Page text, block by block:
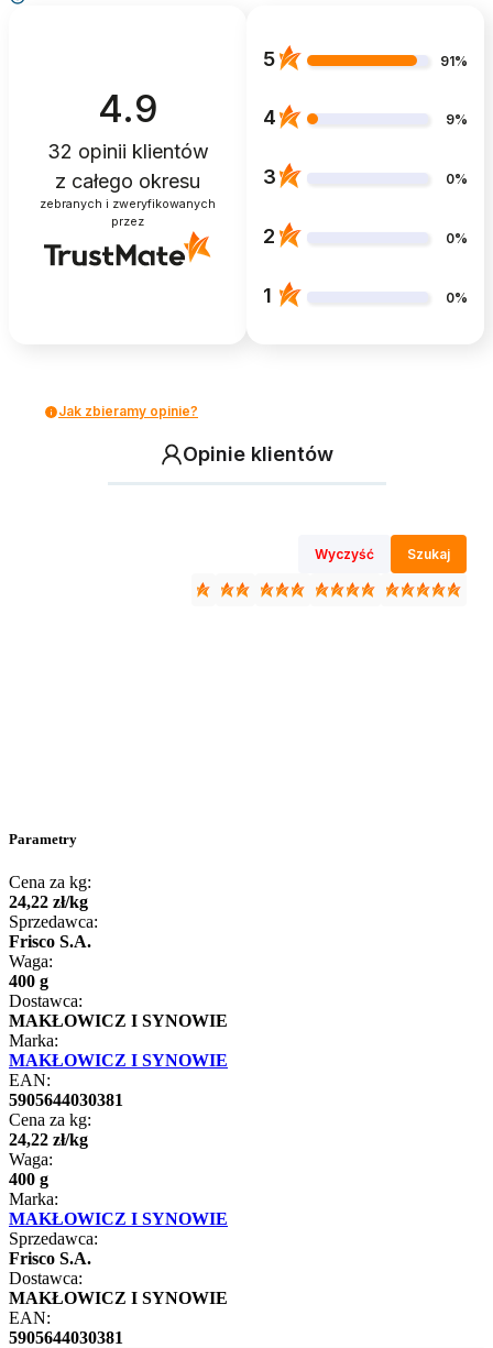
4.9
32 opinii klientów
z całego okresu
zebranych i zweryfikowanych
przez
5 91%
4 9%
3 0%
2 0%
1 0%
Jak zbieramy opinie?
Opinie klientów
Wyczyść Szukaj
Parametry
Cena za kg:
24,22 zł/kg
Sprzedawca:
Frisco S.A.
Waga:
400 g
Dostawca:
MAKŁOWICZ I SYNOWIE
Marka:
MAKŁOWICZ I SYNOWIE
EAN:
5905644030381
Cena za kg:
24,22 zł/kg
Waga:
400 g
Marka:
MAKŁOWICZ I SYNOWIE
Sprzedawca:
Frisco S.A.
Dostawca:
MAKŁOWICZ I SYNOWIE
EAN:
5905644030381